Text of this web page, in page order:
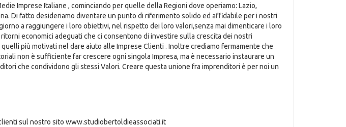
Imprese Italiane , cominciando per quelle della Regioni dove operiamo: Lazio,
Di fatto desideriamo diventare un punto di riferimento solido ed affidabile per i nostri
a raggiungere i loro obiettivi, nel rispetto dei loro valori,senza mai dimenticare i loro
economici adeguati che ci consentono di investire sulla crescita dei nostri
più motivati nel dare aiuto alle Imprese Clienti . Inoltre crediamo fermamente che
non è sufficiente far crescere ogni singola Impresa, ma è necessario instaurare un
che condividono gli stessi Valori. Creare questa unione fra imprenditori è per noi un
sul nostro sito www.studiobertoldieassociati.it